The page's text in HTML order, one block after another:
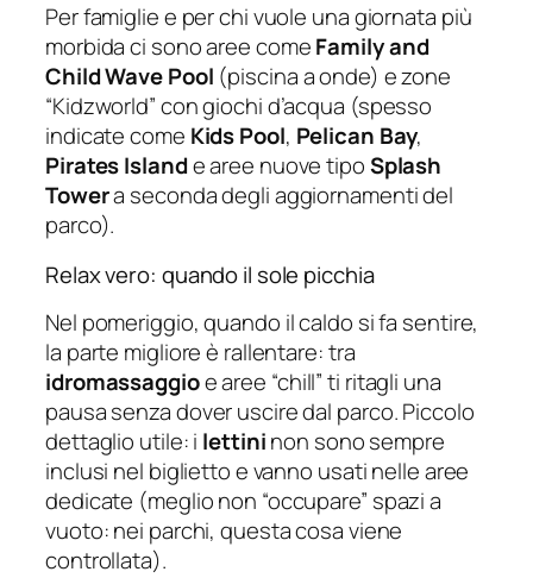
Per famiglie e per chi vuole una giornata più
morbida ci sono aree comeFamily and
Child Wave Pool (piscina a onde) e zone
“Kidzworld” con giochi d’acqua (spesso
indicate come Kids Pool, Pelican Bay,
Pirates Islande aree nuove tipoSplash
Towera seconda degli aggiornamenti del
parco).
Relax vero: quando il sole picchia
Nel pomeriggio, quando il caldo si fa sentire,
la parte migliore è rallentare: tra
idromassaggioe aree “chill” ti ritagli una
pausa senza dover uscire dal parco. Piccolo
dettaglio utile: i lettininon sono sempre
inclusi nel biglietto e vanno usati nelle aree
dedicate (meglio non “occupare” spazi a
vuoto: nei parchi, questa cosa viene
controllata).